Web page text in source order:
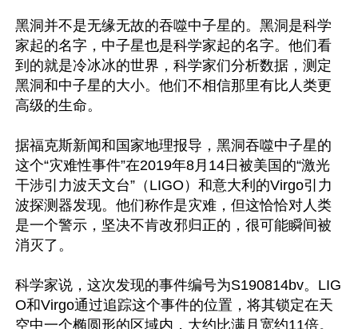
黑洞并不是无缘无故的吞噬中子星的。黑洞是科学
家起的名字，中子星也是科学家起的名字。他们看
到的就是冷冰冰的世界，科学家们分析数据，测定
黑洞和中子星的大小。他们不相信那里有比人类更
高级的生命。
据福克斯新闻和国家地理报导，黑洞吞噬中子星的
这个“灾难性事件”在2019年8月14日被美国的“激光
干涉引力波天文台”（LIGO）和意大利的Virgo引力
波探测器发现。他们称作是灾难，但这恰恰对人类
是一个警示，坚决不肯改邪归正的，很可能瞬间被
消灭了。
科学家说，这次发现的事件编号为S190814bv。LIG
O和Virgo通过追踪这个事件的位置，将其锁定在天
空中一个椭圆形的区域内，大约比满月宽约11倍。